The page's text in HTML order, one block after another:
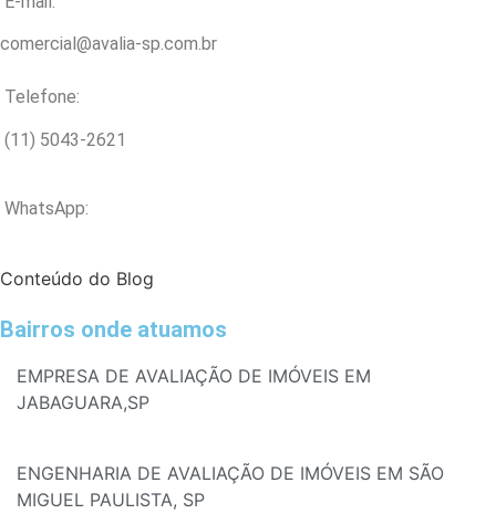
comercial@avalia-sp.com.br
Telefone:
(11) 5043-2621
WhatsApp:
Conteúdo do Blog
Bairros onde atuamos
EMPRESA DE AVALIAÇÃO DE IMÓVEIS EM
JABAGUARA,SP
ENGENHARIA DE AVALIAÇÃO DE IMÓVEIS EM SÃO
MIGUEL PAULISTA, SP